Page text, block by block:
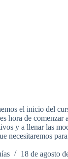
el inicio del
hora de comenzar
y a llenar las
necesitaremos
18 de agosto